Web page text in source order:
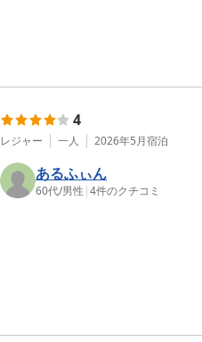
4
レジャー 一人 2026年5月宿泊
あるふぃん
60代/男性 |4件のクチコミ